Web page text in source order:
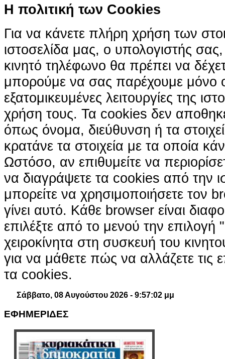
H πολιτική των Cookies
Για να κάνετε πλήρη χρήση των
ιστοσελίδα μας, ο υπολογιστής
κινητό τηλέφωνο θα πρέπει να
μπορούμε να σας παρέχουμε μόνο
εξατομικευμένες λειτουργίες της
χρήση τους. Τα cookies δεν
όπως όνομα, διεύθυνση ή τα
κρατάνε τα στοιχεία με τα οποία
Ωστόσο, αν επιθυμείτε να
να διαγράψετε τα cookies από την
μπορείτε να χρησιμοποιήσετε τον
γίνει αυτό. Κάθε browser είναι
επιλέξτε από το μενού την επιλογή
χειροκίνητα στη συσκευή του
για να μάθετε πώς να αλλάζετε τις
τα cookies.
Σάββατο, 08 Αυγούστου 2026 - 9:57:03 μμ
ΕΦΗΜΕΡΙΔΕΣ